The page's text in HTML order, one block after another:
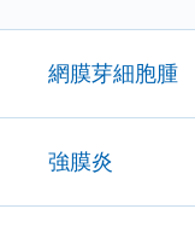
網膜芽細胞腫
強膜炎